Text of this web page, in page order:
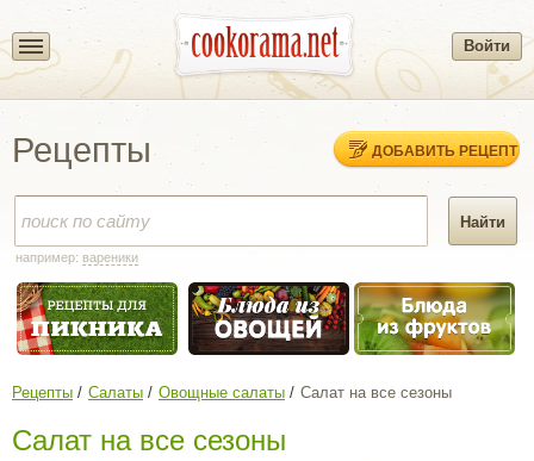
Войти
Рецепты ДОБАВИТЬ РЕЦЕПТ
например: вареники
Рецепты Салаты Овощные салаты Салат на все сезоны
Салат на все сезоны